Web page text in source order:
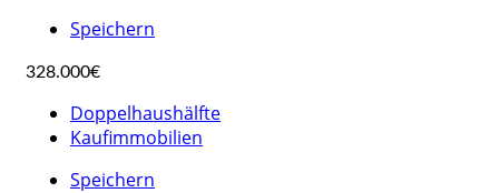
Speichern
328.000€
Doppelhaushälfte
Kaufimmobilien
Speichern